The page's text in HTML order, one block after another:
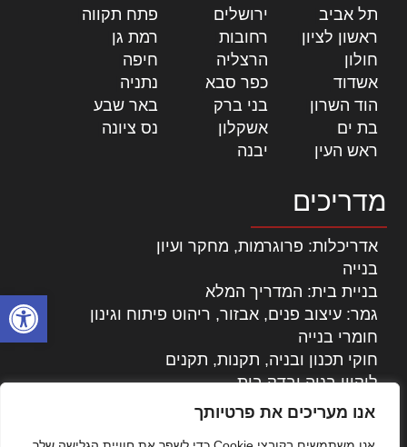
פתח
אנו מעריכים את פרטיותך
תל אביב ירושלים פתח תקווה
ראשון לציון
רחובות רמת גן
חולון
הרצליה חיפה
אשדוד
כפר סבא נתניה
הוד השרון
בני ברק באר שבע
בת ים
אשקלון נס ציונה
ראש העין
יבנה
מדריכים
אדריכלות: פרוגרמות, מחקר ועיון
בנייה
בניית בית: המדריך המלא
גמר: עיצוב פנים, אבזור, ריהוט פיתוח וגינון
חומרי בנייה
חוקי תכנון ובניה, תקנות, תקנים
ליקויי בניה ובדק בית
נדל"ן: זכויות, אגרות ועסקאות